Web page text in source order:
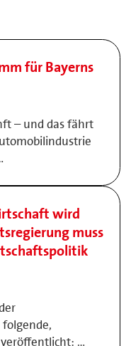
für Bayerns
– und das fährt
wird
muss
…